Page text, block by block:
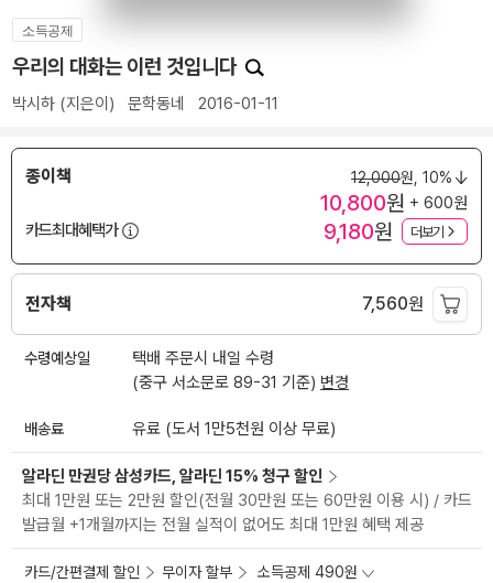
소득공제
우리의 대화는 이런 것입니다
박시하 (지은이) 문학동네 2016-01-11
종이책 12,000원, 10%
10,800원 + 600원
카드최대혜택가
9,180원 더보기
전자책 7,560원
수령예상일
택배 주문시 내일 수령
(중구 서소문로 89-31 기준) 변경
배송료 유료 (도서 1만5천원 이상 무료)
알라딘 만권당 삼성카드, 알라딘 15% 청구 할인
최대 1만원 또는 2만원 할인(전월 30만원 또는 60만원 이용 시) / 카드
발급월 +1개월까지는 전월 실적이 없어도 최대 1만원 혜택 제공
카드/간편결제 할인 무이자 할부 소득공제 490원